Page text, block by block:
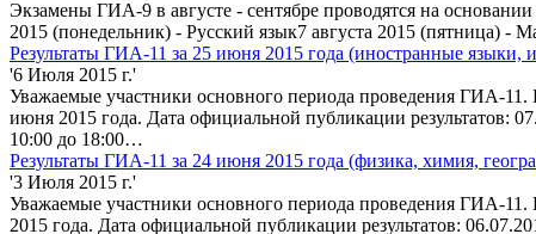
Экзамены ГИА-9 в августе - сентябре проводятся на
2015 (понедельник) - Русский язык7 августа 2015 (пятница) -
Результаты ГИА-11 за 25 июня 2015 года (иностранные
'6 Июля 2015 г.'
Уважаемые участники основного периода проведения ГИА-
июня 2015 года. Дата официальной публикации результатов:
10:00 до 18:00…
Результаты ГИА-11 за 24 июня 2015 года (физика, химия,
'3 Июля 2015 г.'
Уважаемые участники основного периода проведения ГИА-
2015 года. Дата официальной публикации результатов: